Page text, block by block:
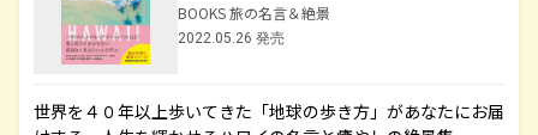
BOOKS 旅の名言＆絶景
2022.05.26 発売
世界を４０年以上歩いてきた「地球の歩き方」があなたにお届